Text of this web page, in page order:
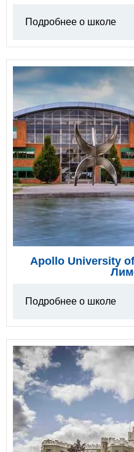
Подробнее о школе
Apollo University
Подробнее о школе